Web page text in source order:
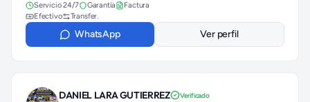
Servicio 24/7 Garantía
Factura
Efectivo
Transfer.
WhatsApp Ver perfil
DANIEL LARA GUTIERREZ Verificado